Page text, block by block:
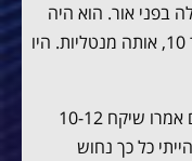
בפני אור. הוא היה
מאוד דומה למארדונה. רגל שמאל, מספר 10, אותה מנטליות. היו
"אנשים בהנהלה לא היו נלהבים מדי. הם אמרו שיקח 10-12
כל כך נחוש